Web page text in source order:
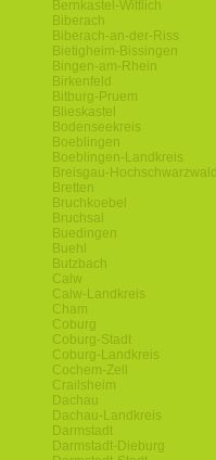
Bernkastel-Wittlich
Biberach
Biberach-an-der-Riss
Bietigheim-Bissingen
Bingen-am-Rhein
Birkenfeld
Bitburg-Pruem
Blieskastel
Bodenseekreis
Boeblingen
Boeblingen-Landkreis
Breisgau-Hochschwarzwald
Bretten
Bruchkoebel
Bruchsal
Buedingen
Buehl
Butzbach
Calw
Calw-Landkreis
Cham
Coburg
Coburg-Stadt
Coburg-Landkreis
Cochem-Zell
Crailsheim
Dachau
Dachau-Landkreis
Darmstadt
Darmstadt-Dieburg